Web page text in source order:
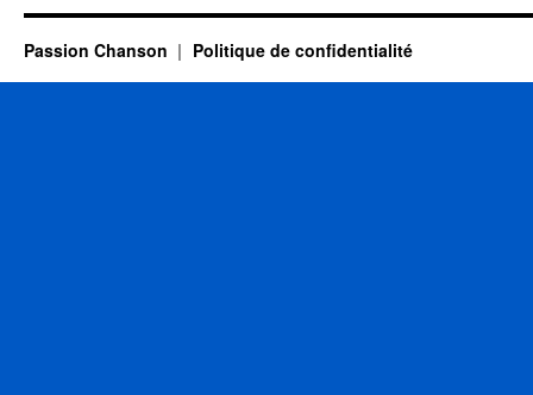
Passion Chanson Politique de confidentialité